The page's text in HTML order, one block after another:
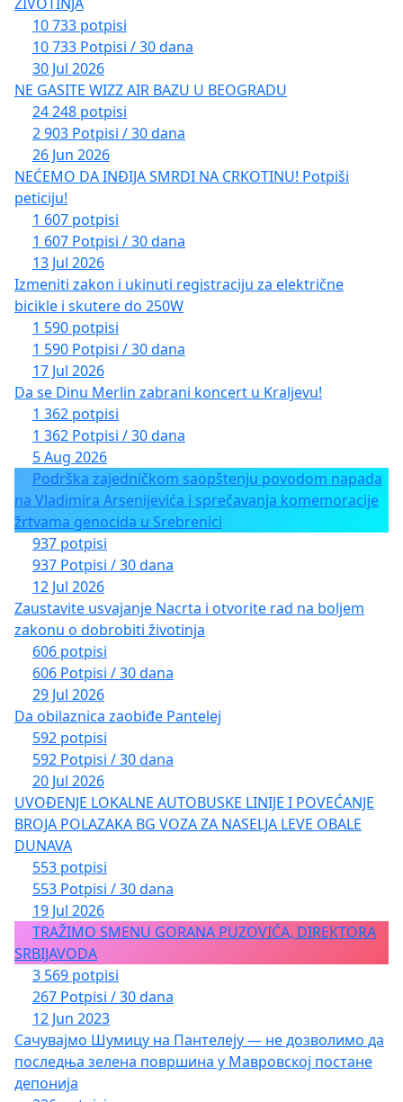
10 733 potpisi
10 733 Potpisi / 30 dana
30 Jul 2026
NE GASITE WIZZ AIR BAZU U BEOGRADU
24 248 potpisi
2 903 Potpisi / 30 dana
26 Jun 2026
NEĆEMO DA INĐIJA SMRDI NA CRKOTINU! Potpiši
peticiju!
1 607 potpisi
1 607 Potpisi / 30 dana
13 Jul 2026
Izmeniti zakon i ukinuti registraciju za električne
bicikle i skutere do 250W
1 590 potpisi
1 590 Potpisi / 30 dana
17 Jul 2026
Da se Dinu Merlin zabrani koncert u Kraljevu!
1 362 potpisi
1 362 Potpisi / 30 dana
5 Aug 2026
Podrška zajedničkom saopštenju povodom napada
na Vladimira Arsenijevića i sprečavanja komemoracije
žrtvama genocida u Srebrenici
937 potpisi
937 Potpisi / 30 dana
12 Jul 2026
Zaustavite usvajanje Nacrta i otvorite rad na boljem
zakonu o dobrobiti životinja
606 potpisi
606 Potpisi / 30 dana
29 Jul 2026
Da obilaznica zaobiđe Pantelej
592 potpisi
592 Potpisi / 30 dana
20 Jul 2026
UVOĐENJE LOKALNE AUTOBUSKE LINIJE I POVEĆANJE
BROJA POLAZAKA BG VOZA ZA NASELJA LEVE OBALE
DUNAVA
553 potpisi
553 Potpisi / 30 dana
19 Jul 2026
TRAŽIMO SMENU GORANA PUZOVIĆA, DIREKTORA
SRBIJAVODA
3 569 potpisi
267 Potpisi / 30 dana
12 Jun 2023
Сачувајмо Шумицу на Пантелеју — не дозволимо да
последња зелена површина у Мавровској постане
депонија